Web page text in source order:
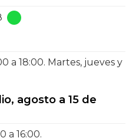
a 18:00. Martes, jueves y
agosto a 15 de
a 16:00.